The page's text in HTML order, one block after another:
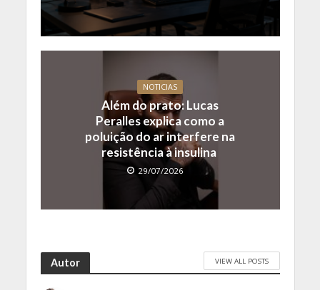
NOTICIAS
Além do prato: Lucas
Peralles explica como a
poluição do ar interfere na
resistência à insulina
29/07/2026
Autor VIEW ALL POSTS